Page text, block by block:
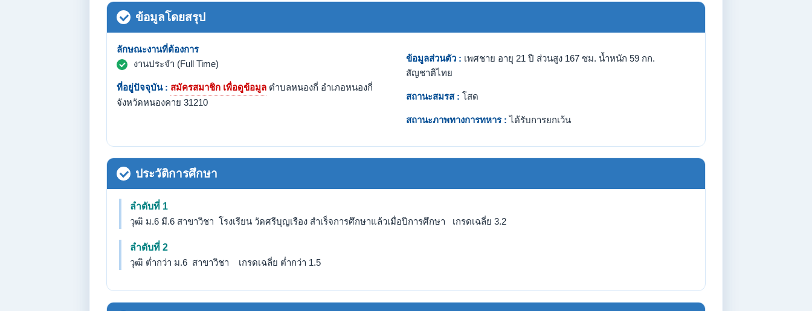
ข้อมูลโดยสรุป
ลักษณะงานที่ต้องการ
งานประจำ (Full Time)
ที่อยู่ปัจจุบัน : สมัครสมาชิก เพื่อดูข้อมูล ตำบลหนองกี่ อำเภอหนองกี่
จังหวัดหนองคาย 31210
ข้อมูลส่วนตัว : เพศชาย อายุ 21 ปี ส่วนสูง 167 ซม. น้ำหนัก 59 กก.
สัญชาติไทย
สถานะสมรส : โสด
สถานะภาพทางการทหาร : ได้รับการยกเว้น
ประวัติการศึกษา
ลำดับที่ 1
วุฒิ ม.6 มี.6 สาขาวิชา โรงเรียน วัดศรีบุญเรือง สำเร็จการศึกษาแล้วเมื่อปีการศึกษา เกรดเฉลี่ย 3.2
ลำดับที่ 2
วุฒิ ต่ำกว่า ม.6 สาขาวิชา เกรดเฉลี่ย ต่ำกว่า 1.5